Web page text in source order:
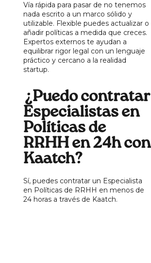
Vía rápida para pasar de no tenemos
nada escrito a un marco sólido y
utilizable. Flexible puedes actualizar o
añadir políticas a medida que creces.
Expertos externos te ayudan a
equilibrar rigor legal con un lenguaje
práctico y cercano a la realidad
startup.
¿Puedo contratar
Especialistas en
Políticas de
RRHH en 24h con
Kaatch?
Sí, puedes contratar un Especialista
en Políticas de RRHH en menos de
24 horas a través de Kaatch.